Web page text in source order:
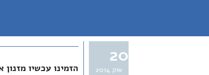
20
אוק 2014
הזמינו עכשיו מזנון